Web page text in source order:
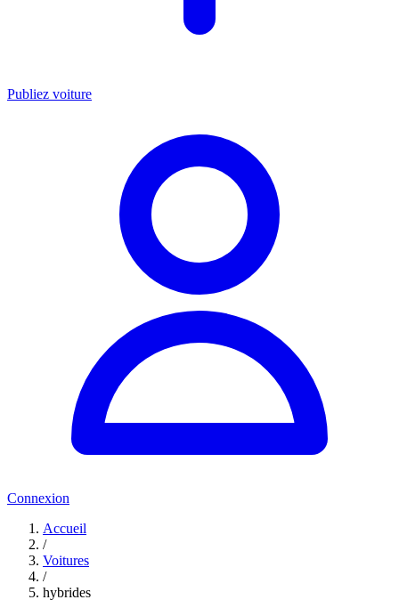
Publiez voiture
Connexion
Accueil
/
Voitures
/
hybrides